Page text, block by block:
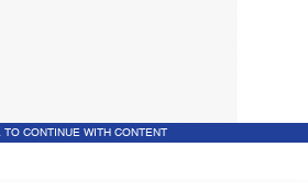
CONTINUE WITH CONTENT